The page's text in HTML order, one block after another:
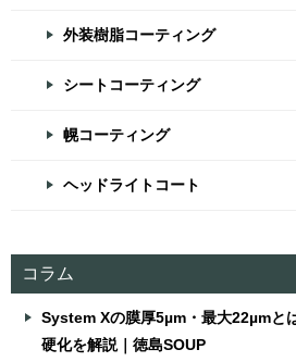
外装樹脂コーティング
シートコーティング
幌コーティング
ヘッドライトコート
コラム
System Xの膜厚5µm・最大22µmと
硬化を解説｜徳島SOUP